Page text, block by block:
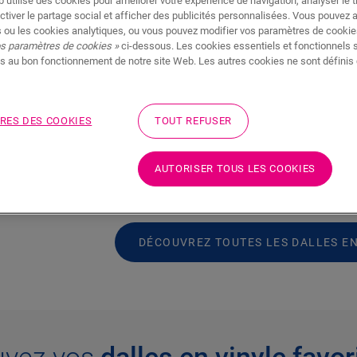
:
deux
Celui qui prétend que les sols en vinyle
pratiques. Les dalles en vinyle associent
et ladurabilitéavec l’aspect et la
supporter une grande circulation, il est
à nettoyer. En résumé, elles sont bien
DÉCOUVREZ TOUTES LES DALLES
le partage social et afficher des publicités personnalisées. Vous pouvez
ou les cookies analytiques, ou vous pouvez modifier vos paramètres de
paramètres de cookies »ci-dessous. Les cookies essentiels et fonctionnels
au bon fonctionnement de notre site Web. Les autres cookies ne sont définis
DES COOKIES TOUT REFUSER
AUTORISER TOUS LES COOKIES